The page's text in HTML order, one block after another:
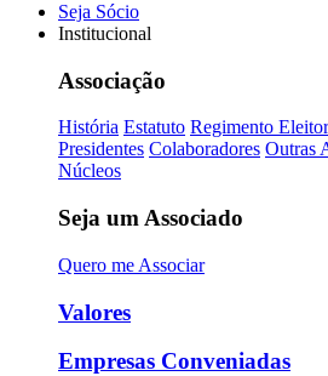
Seja Sócio
Institucional
Associação
História Estatuto Regimento
Presidentes Colaboradores Outras
Núcleos
Seja um Associado
Quero me Associar
Valores
Empresas Conveniadas